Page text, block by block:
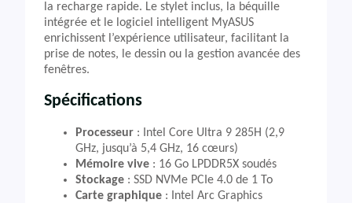
la recharge rapide. Le stylet inclus, la béquille
intégrée et le logiciel intelligent MyASUS
enrichissent l’expérience utilisateur, facilitant la
prise de notes, le dessin ou la gestion avancée des
fenêtres.
Spécifications
Processeur : Intel Core Ultra 9 285H (2,9
GHz, jusqu’à 5,4 GHz, 16 cœurs)
Mémoire vive : 16 Go LPDDR5X soudés
Stockage : SSD NVMe PCIe 4.0 de 1 To
Carte graphique : Intel Arc Graphics